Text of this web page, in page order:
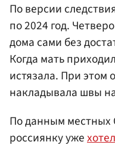
По версии
по 2024 год.
дома сами без
Когда мать
истязала. При этом
накладывала швы
По данным местных
россиянку уже